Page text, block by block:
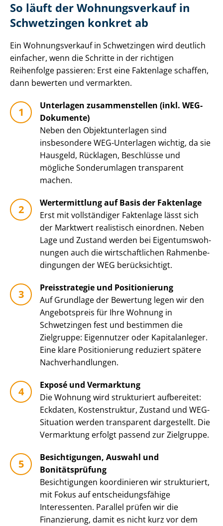
So läuft der Wohnungsverkauf in
Schwetzingen konkret ab
Ein Wohnungsverkauf in Schwetzingen wird deutlich
einfacher, wenn die Schritte in der richtigen
Reihenfolge passieren: Erst eine Faktenlage schaffen,
dann bewerten und vermarkten.
Unterlagen zusammenstellen (inkl. WEG-
Dokumente)
Neben den Ob­jekt­un­ter­la­gen sind
insbesondere WEG-Unterlagen wichtig, da sie
Hausgeld, Rücklagen, Beschlüsse und
mögliche Sonderumlagen transparent
machen.
Wertermittlung auf Basis der Faktenlage
Erst mit vollständiger Faktenlage lässt sich
der Marktwert realistisch einordnen. Neben
Lage und Zustand werden bei Ei­gen­tums­woh­
nun­gen auch die wirt­schaft­li­chen Rah­men­be­
din­gun­gen der WEG berücksichtigt.
Preisstrategie und Positionierung
Auf Grundlage der Bewertung legen wir den
Angebotspreis für Ihre Wohnung in
Schwetzingen fest und bestimmen die
Zielgruppe: Eigennutzer oder Kapitalanleger.
Eine klare Positionierung reduziert spätere
Nach­ver­hand­lun­gen.
Exposé und Vermarktung
Die Wohnung wird strukturiert aufbereitet:
Eckdaten, Kostenstruktur, Zustand und WEG-
Situation werden transparent dargestellt. Die
Vermarktung erfolgt passend zur Zielgruppe.
Besichtigungen, Auswahl und
Bonitätsprüfung
Besichtigungen koordinieren wir strukturiert,
mit Fokus auf ent­schei­dungs­fä­hi­ge
Interessenten. Parallel prüfen wir die
Finanzierung, damit es nicht kurz vor dem